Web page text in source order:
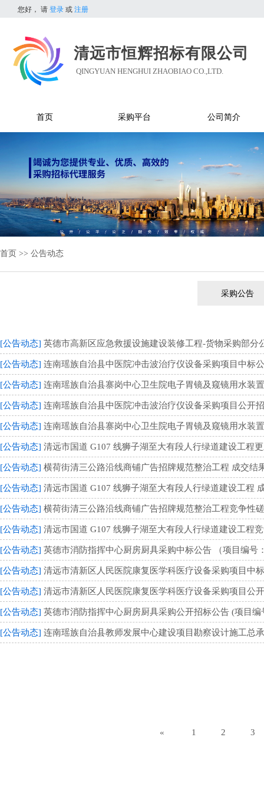
您好， 请 登录 或 注册
清远市恒辉招标有限公司
QINGYUAN HENGHUI ZHAOBIAO CO.,LTD.
首页 采购平台 公司简介
首页 >> 公告动态
采购公告
[公告动态] 英德市高新区应急救援设施建设装修工程-货物采购部分
[公告动态] 连南瑶族自治县中医院冲击波治疗仪设备采购项目中标
[公告动态] 连南瑶族自治县寨岗中心卫生院电子胃镜及窥镜用水装
[公告动态] 连南瑶族自治县中医院冲击波治疗仪设备采购项目公开
[公告动态] 连南瑶族自治县寨岗中心卫生院电子胃镜及窥镜用水装
[公告动态] 清远市国道 G107 线狮子湖至大有段人行绿道建设工程
[公告动态] 横荷街清三公路沿线商铺广告招牌规范整治工程 成交结
[公告动态] 清远市国道 G107 线狮子湖至大有段人行绿道建设工程
[公告动态] 横荷街清三公路沿线商铺广告招牌规范整治工程竞争性
[公告动态] 清远市国道 G107 线狮子湖至大有段人行绿道建设工程
[公告动态] 英德市消防指挥中心厨房厨具采购中标公告 （项目编号
[公告动态] 清远市清新区人民医院康复医学科医疗设备采购项目中
[公告动态] 清远市清新区人民医院康复医学科医疗设备采购项目公
[公告动态] 英德市消防指挥中心厨房厨具采购公开招标公告 (项目编
[公告动态] 连南瑶族自治县教师发展中心建设项目勘察设计施工总
« 1 2 3